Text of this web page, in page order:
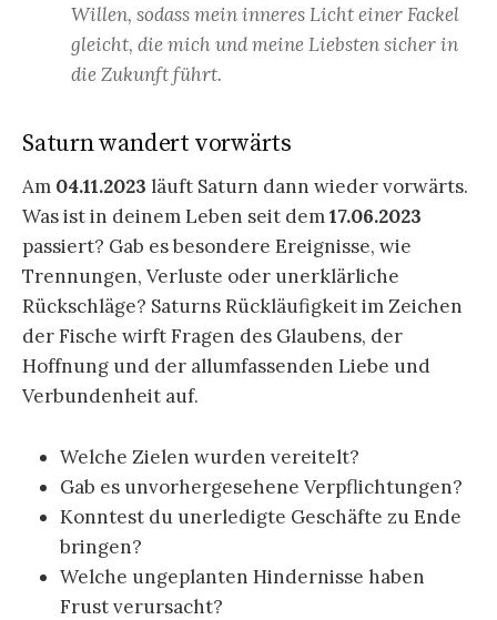
Willen, sodass mein inneres Licht einer Fackel
gleicht, die mich und meine Liebsten sicher in
die Zukunft führt.
Saturn wandert vorwärts
Am 04.11.2023 läuft Saturn dann wieder vorwärts.
Was ist in deinem Leben seit dem17.06.2023
passiert? Gab es besondere Ereignisse, wie
Trennungen, Verluste oder unerklärliche
Rückschläge? Saturns Rückläufigkeit im Zeichen
der Fische wirft Fragen des Glaubens, der
Hoffnung und der allumfassenden Liebe und
Verbundenheit auf.
Welche Zielen wurden vereitelt?
Gab es unvorhergesehene Verpflichtungen?
Konntest du unerledigte Geschäfte zu Ende
bringen?
Welche ungeplanten Hindernisse haben
Frust verursacht?